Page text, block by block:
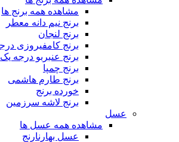
مشاهده همه برنج ها
برنج نیم دانه معطر
برنج لنجان
برنج کامفیروزی
برنج عنبربو درجه یک
برنج چمپا
برنج طارم هاشمی
خورده برنج
برنج لاشه سرزمین
عسل
مشاهده همه عسل ها
عسل بهارنارنج